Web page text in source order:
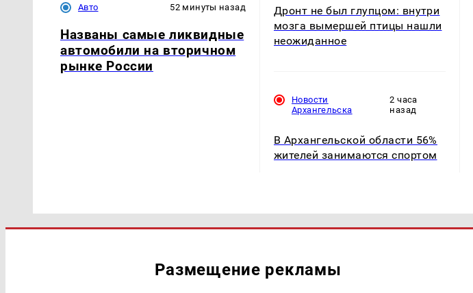
Авто 52 минуты назад
Названы самые ликвидные
автомобили на вторичном
рынке России
Дронт не был глупцом: внутри
мозга вымершей птицы нашли
неожиданное
Новости
Архангельска
2 часа
назад
В Архангельской области 56%
жителей занимаются спортом
Размещение рекламы